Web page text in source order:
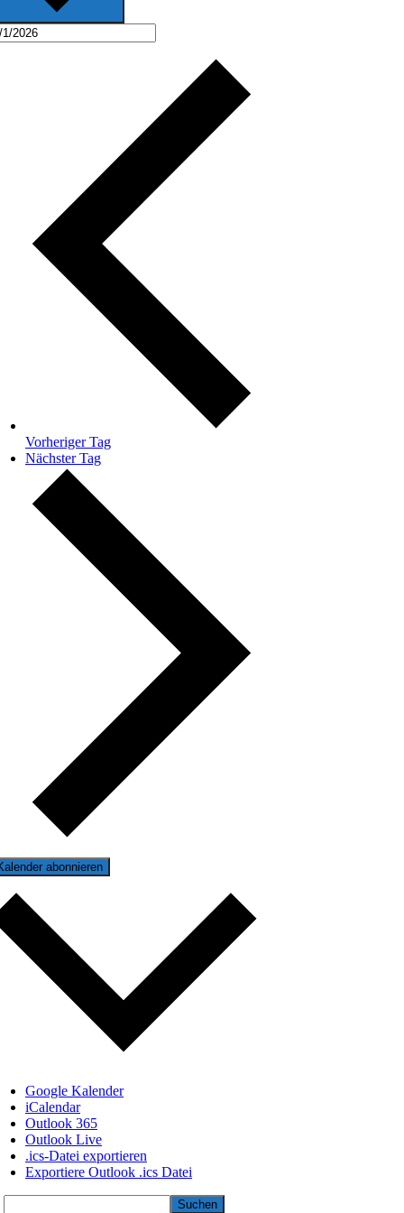
Vorheriger Tag
Nächster Tag
abonnieren
Google Kalender
iCalendar
Outlook 365
Outlook Live
.ics-Datei exportieren
Exportiere Outlook .ics Datei
Suchen